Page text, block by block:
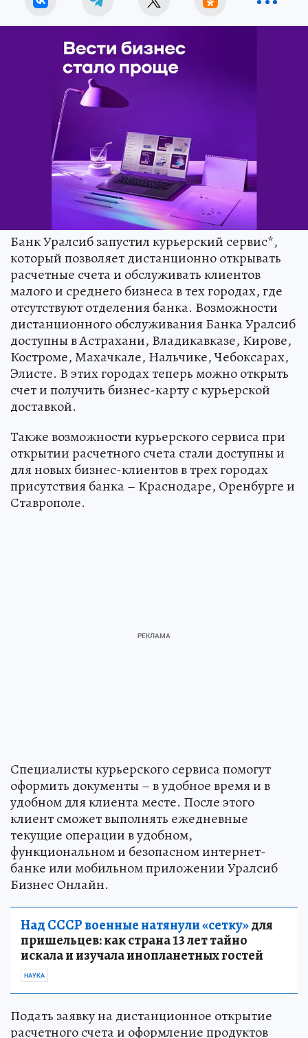
Банк Уралсиб запустил курьерский сервис*,
который позволяет дистанционно открывать
расчетные счета и обслуживать клиентов
малого и среднего бизнеса в тех городах, где
отсутствуют отделения банка. Возможности
дистанционного обслуживания Банка Уралсиб
доступны в Астрахани, Владикавказе, Кирове,
Костроме, Махачкале, Нальчике, Чебоксарах,
Элисте. В этих городах теперь можно открыть
счет и получить бизнес-карту с курьерской
доставкой.
Также возможности курьерского сервиса при
открытии расчетного счета стали доступны и
для новых бизнес-клиентов в трех городах
присутствия банка – Краснодаре, Оренбурге и
Ставрополе.
Специалисты курьерского сервиса помогут
оформить документы – в удобное время и в
удобном для клиента месте. После этого
клиент сможет выполнять ежедневные
текущие операции в удобном,
функциональном и безопасном интернет-
банке или мобильном приложении Уралсиб
Бизнес Онлайн.
Над СССР военные натянули «сетку»для
пришельцев: как страна 13 лет тайно
искала и изучала инопланетных гостей
НАУКА
Подать заявку на дистанционное открытие
расчетного счета и оформление продуктов